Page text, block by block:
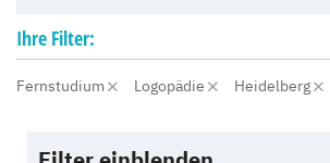
Ihre Filter:
Fernstudium Logopädie Heidelberg